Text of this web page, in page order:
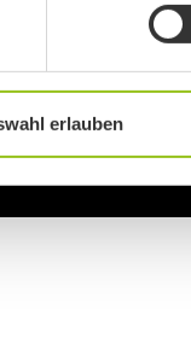
erlauben